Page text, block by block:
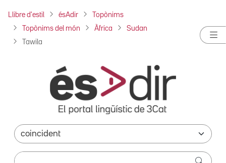
Llibre d'estil ésAdir Topònims
Topònims del món Àfrica Sudan
Tawila